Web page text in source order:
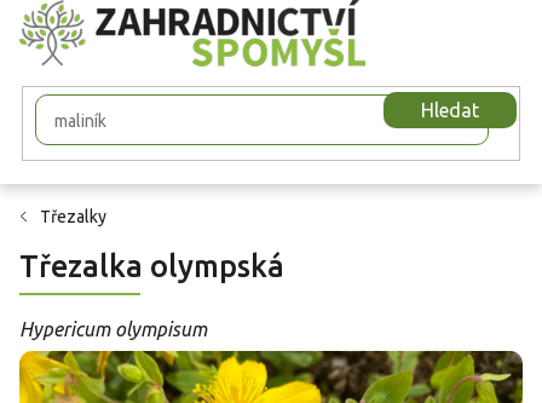
Přejít
na
obsah
Hledat
Třezalky
Třezalka olympská
Hypericum olympisum